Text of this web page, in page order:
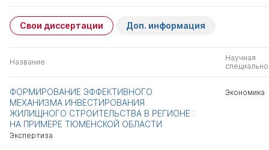
Свои диссертации Доп. информация
Название
Научная
ФОРМИРОВАНИЕ ЭФФЕКТИВНОГО
МЕХАНИЗМА ИНВЕСТИРОВАНИЯ
ЖИЛИЩНОГО СТРОИТЕЛЬСТВА В РЕГИОНЕ :
НА ПРИМЕРЕ ТЮМЕНСКОЙ ОБЛАСТИ
Экспертиза
Экономика